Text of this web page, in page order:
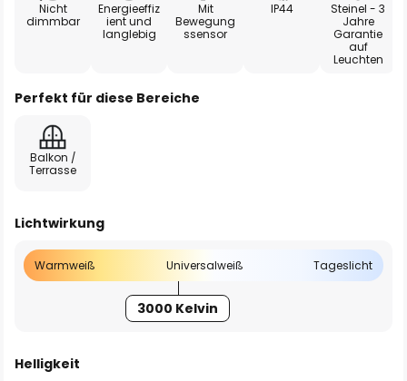
Nicht
dimmbar
Energieeffiz
ient und
langlebig
Mit
Bewegung
ssensor
IP44
Steinel - 3
Jahre
Garantie
auf
Leuchten
Perfekt für diese Bereiche
Balkon /
Terrasse
Lichtwirkung
Warmweiß Universalweiß Tageslicht
3000 Kelvin
Helligkeit